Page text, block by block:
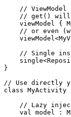
// ViewModel
// get()
viewModel {
// or even
// Single
}
// Use directly
class MyActivity
// Lazy
val model :